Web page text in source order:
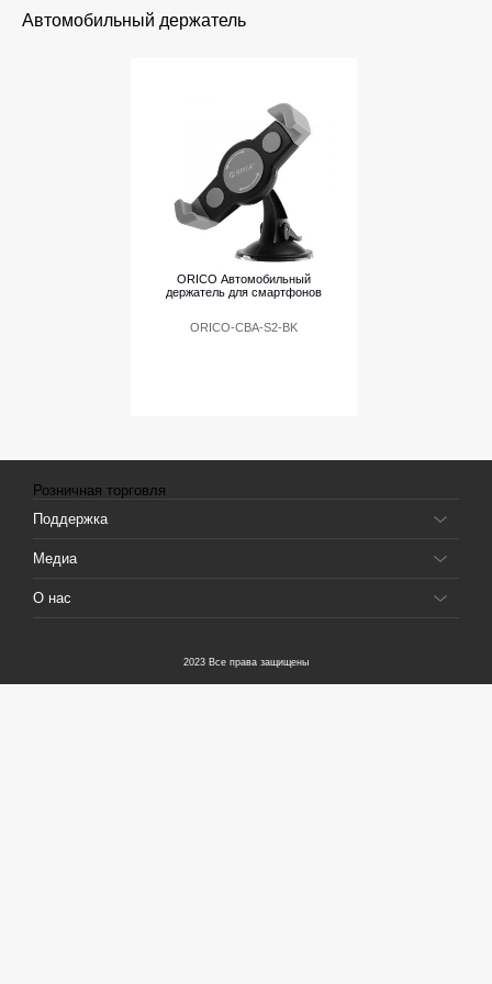
Автомобильный держатель
ORICO Автомобильный
держатель для смартфонов
ORICO-CBA-S2-BK
Розничная торговля
Поддержка
Медиа
О нас
2023 Все права защищены